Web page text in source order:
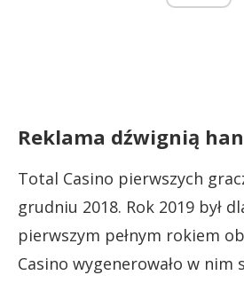
Reklama dźwignią
Total Casino pierwszych
grudniu 2018. Rok 2019 był
pierwszym pełnym rokiem
Casino wygenerowało w nim